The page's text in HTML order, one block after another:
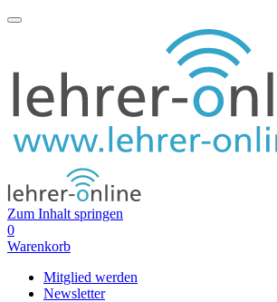
Zum Inhalt springen
0
Warenkorb
Mitglied werden
Newsletter